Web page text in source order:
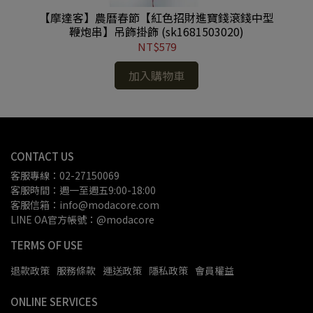
【摩達客】農曆春節【紅色招財進寶錢滾錢中型
鞭炮串】吊飾掛飾 (sk1681503020)
NT$579
加入購物車
CONTACT US
客服專線：02-27150069
客服時間：週一至週五9:00-18:00
客服信箱：info@modacore.com
LINE OA官方帳號：@modacore
TERMS OF USE
退款政策 服務條款 運送政策 隱私政策 會員權益
ONLINE SERVICES